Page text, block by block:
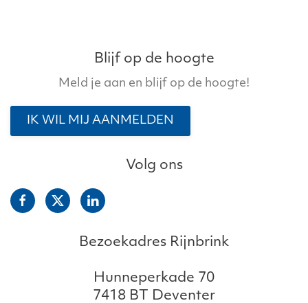
Blijf op de hoogte
Meld je aan en blijf op de hoogte!
IK WIL MIJ AANMELDEN
Volg ons
Bezoekadres Rijnbrink
Hunneperkade 70
7418 BT Deventer